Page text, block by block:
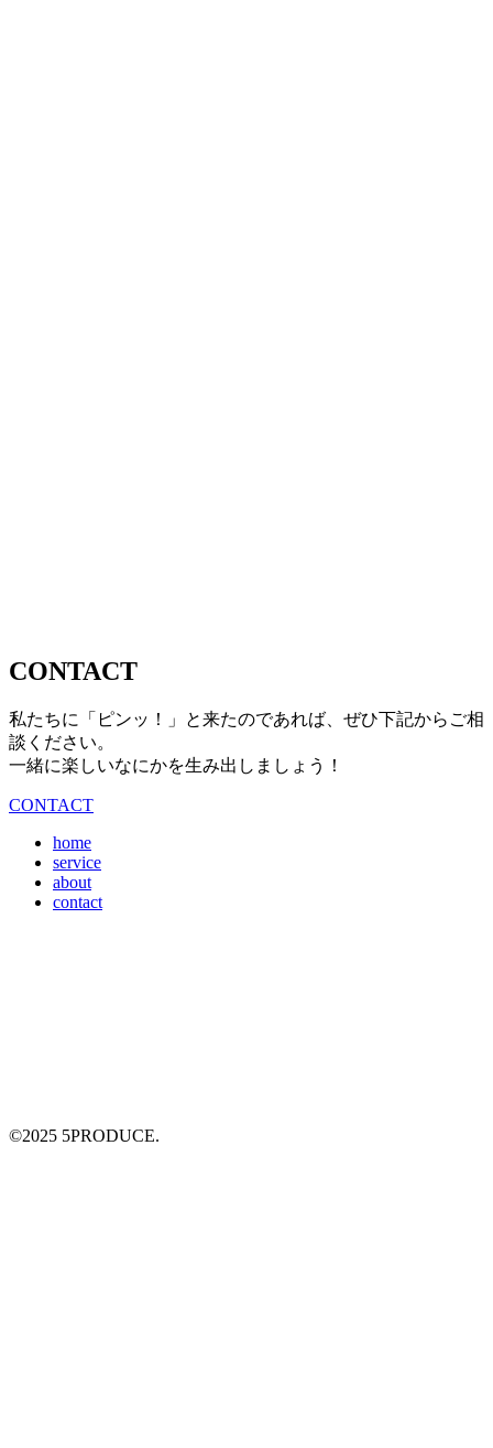
CONTACT
私たちに「ピンッ！」と来たのであれば、ぜひ下記からご相
談ください。
一緒に楽しいなにかを生み出しましょう！
CONTACT
home
service
about
contact
©2025 5PRODUCE.